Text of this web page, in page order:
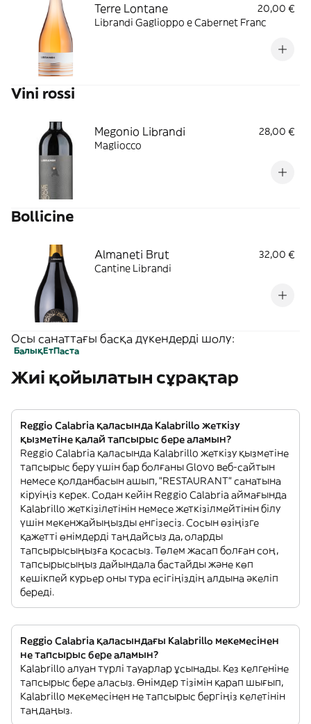
Terre Lontane
20,00 €
Librandi Gaglioppo e Cabernet Franc
Vini rossi
Megonio Librandi
28,00 €
Magliocco
Bollicine
Almaneti Brut
32,00 €
Cantine Librandi
Осы санаттағы басқа дүкендерді шолу:
БалықЕтПаста
Жиі қойылатын сұрақтар
Reggio Calabria қаласында Kalabrillo жеткізу
қызметіне қалай тапсырыс бере аламын?
Reggio Calabria қаласында Kalabrillo жеткізу қызметіне
тапсырыс беру үшін бар болғаны Glovo веб-сайтын
немесе қолданбасын ашып, "RESTAURANT" санатына
кіруіңіз керек. Содан кейін Reggio Calabria аймағында
Kalabrillo жеткізілетінін немесе жеткізілмейтінін білу
үшін мекенжайыңызды енгізесіз. Сосын өзіңізге
қажетті өнімдерді таңдайсыз да, оларды
тапсырысыңызға қосасыз. Төлем жасап болған соң,
тапсырысыңыз дайындала бастайды және көп
кешікпей курьер оны тура есігіңіздің алдына әкеліп
береді.
Reggio Calabria қаласындағы Kalabrillo мекемесінен
не тапсырыс бере аламын?
Kalabrillo алуан түрлі тауарлар ұсынады. Кез келгеніне
тапсырыс бере аласыз. Өнімдер тізімін қарап шығып,
Kalabrillo мекемесінен не тапсырыс бергіңіз келетінін
таңдаңыз.